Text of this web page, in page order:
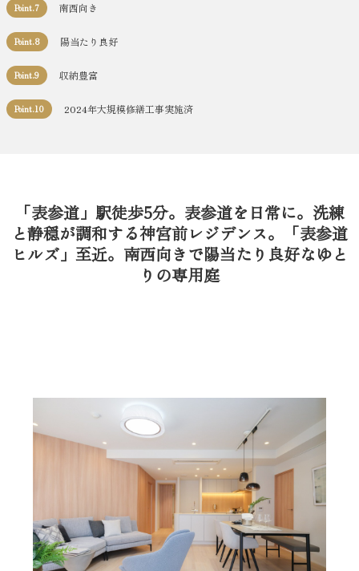
Point.7 南西向き
Point.8 陽当たり良好
Point.9 収納豊富
Point.10 2024年大規模修繕工事実施済
「表参道」駅徒歩5分。表参道を日常に。洗練
と静穏が調和する神宮前レジデンス。「表参道
ヒルズ」至近。南西向きで陽当たり良好なゆと
りの専用庭